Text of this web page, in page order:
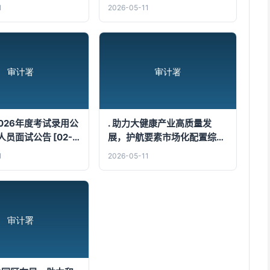
应届毕业生公告 [11-28]
2026-05-11
年度考试录用公
员面试公告 [02-
. 助力大健康产业高质量发
展，护航要素市场化配置综合
改革……关注本期审计动态
2026-05-11